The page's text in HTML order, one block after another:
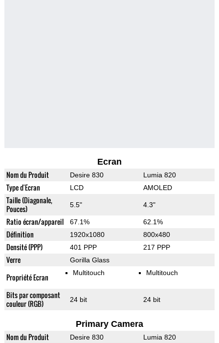
Ecran
Nom du Produit Desire 830 Lumia 820
Type d'Ecran LCD AMOLED
Taille (Diagonale,
Pouces)
5.5" 4.3"
Ratio écran/appareil 67.1% 62.1%
Définition 1920x1080 800x480
Densité (PPP) 401 PPP 217 PPP
Verre Gorilla Glass
Propriété Ecran Multitouch Multitouch
Bits par composant
couleur (RGB)
24 bit 24 bit
Primary Camera
Nom du Produit Desire 830 Lumia 820